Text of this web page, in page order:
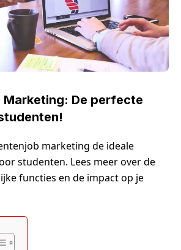
De perfecte
marketing de ideale
studenten. Lees meer over de
functies en de impact op je